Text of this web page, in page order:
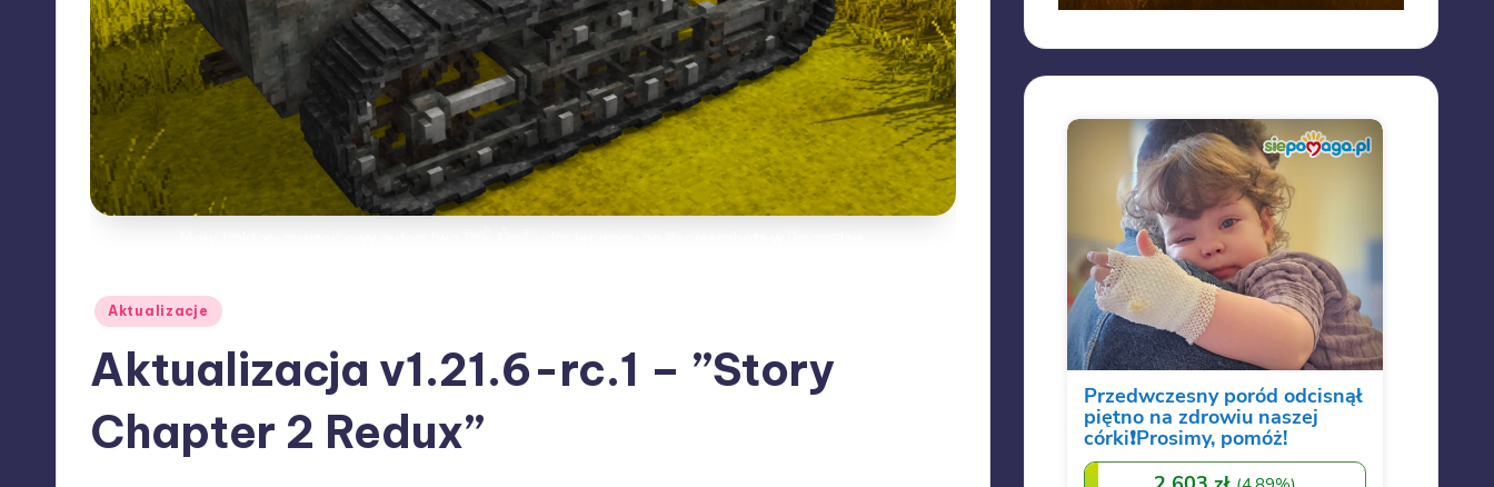
Posted
Aktualizacje
Aktualizacja v1.21.6-rc.1 – ”Story
Chapter 2 Redux”